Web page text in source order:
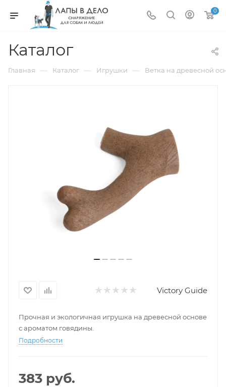
0
Каталог
Главная — Каталог — Игрушки — Ветка на древесной
Victory Guide
Прочная и экологичная игрушка на древесной основе
с ароматом говядины.
Подробности
383 руб.